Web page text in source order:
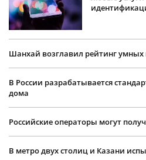
Шанхай возглавил рейтинг умных
В России разрабатывается
дома
Российские операторы могут
В метро двух столиц и Казани